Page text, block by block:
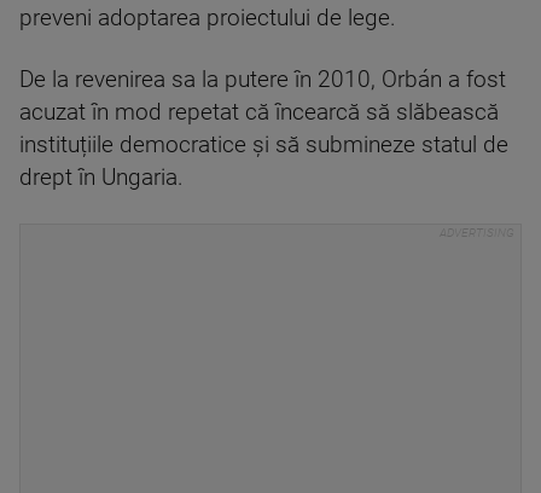
preveni adoptarea proiectului de lege.
De la revenirea sa la putere în 2010, Orbán a fost
acuzat în mod repetat că încearcă să slăbească
instituțiile democratice și să submineze statul de
drept în Ungaria.